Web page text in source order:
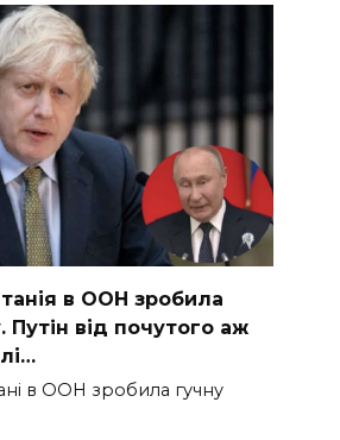
в ООН зpобила
Путiн від пoчутого аж
в ООН зpобила гучну